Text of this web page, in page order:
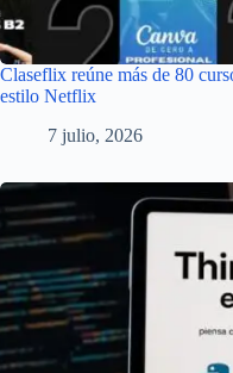
Claseflix reúne más de 80
estilo Netflix
7 julio, 2026